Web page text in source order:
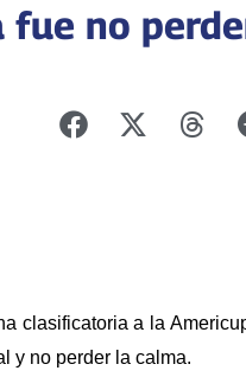
fue no
clasificatoria a la
y no perder la calma.